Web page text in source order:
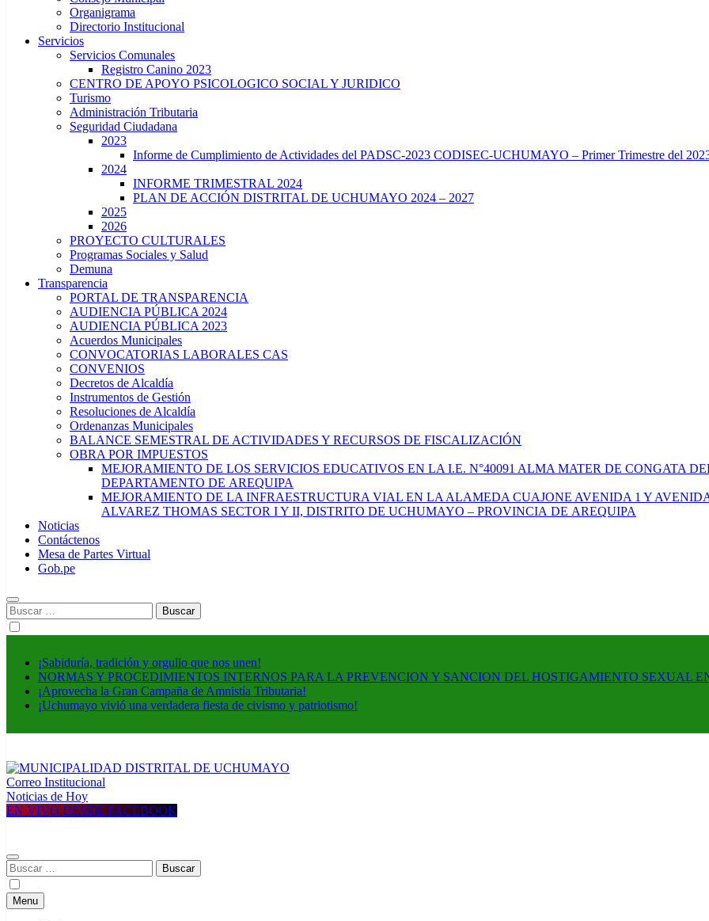
Organigrama
Directorio Institucional
Servicios
Servicios Comunales
Registro Canino 2023
CENTRO DE APOYO PSICOLOGICO SOCIAL Y JURIDICO
Turismo
Administración Tributaria
Seguridad Ciudadana
2023
Informe de Cumplimiento de Actividades del PADSC-2023 CODISEC-UCHUMAYO – Primer Trimestre del
2024
INFORME TRIMESTRAL 2024
PLAN DE ACCIÓN DISTRITAL DE UCHUMAYO 2024 – 2027
2025
2026
PROYECTO CULTURALES
Programas Sociales y Salud
Demuna
Transparencia
PORTAL DE TRANSPARENCIA
AUDIENCIA PÚBLICA 2024
AUDIENCIA PÚBLICA 2023
Acuerdos Municipales
CONVOCATORIAS LABORALES CAS
CONVENIOS
Decretos de Alcaldía
Instrumentos de Gestión
Resoluciones de Alcaldía
Ordenanzas Municipales
BALANCE SEMESTRAL DE ACTIVIDADES Y RECURSOS DE FISCALIZACIÓN
OBRA POR IMPUESTOS
MEJORAMIENTO DE LOS SERVICIOS EDUCATIVOS EN LA I.E. N°40091 ALMA MATER DE CONGATA
DEPARTAMENTO DE AREQUIPA
MEJORAMIENTO DE LA INFRAESTRUCTURA VIAL EN LA ALAMEDA CUAJONE AVENIDA 1 Y
ALVAREZ THOMAS SECTOR I Y II, DISTRITO DE UCHUMAYO – PROVINCIA DE AREQUIPA
Noticias
Contáctenos
Mesa de Partes Virtual
Gob.pe
Buscar:
¡Sabiduría, tradición y orgullo que nos unen!
NORMAS Y PROCEDIMIENTOS INTERNOS PARA LA PREVENCION Y SANCION DEL HOSTIGAMIENTO SEXUAL
¡Aprovecha la Gran Campaña de Amnistía Tributaria!
¡Uchumayo vivió una verdadera fiesta de civismo y patriotismo!
MUNICIPALIDAD DISTRITAL DE UCHUMAYO
Construyendo una nueva Historia
Correo Institucional
Noticias de Hoy
EN VIVO DESDE FACEBOOK
Buscar:
Menu